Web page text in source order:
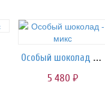
Особый шоколад - микс
5 480 руб.